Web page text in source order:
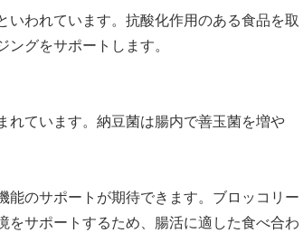
いわれています。抗酸化作用のある食品を取
ングをサポートします。
れています。納豆菌は腸内で善玉菌を増や
能のサポートが期待できます。ブロッコリー
をサポートするため、腸活に適した食べ合わ